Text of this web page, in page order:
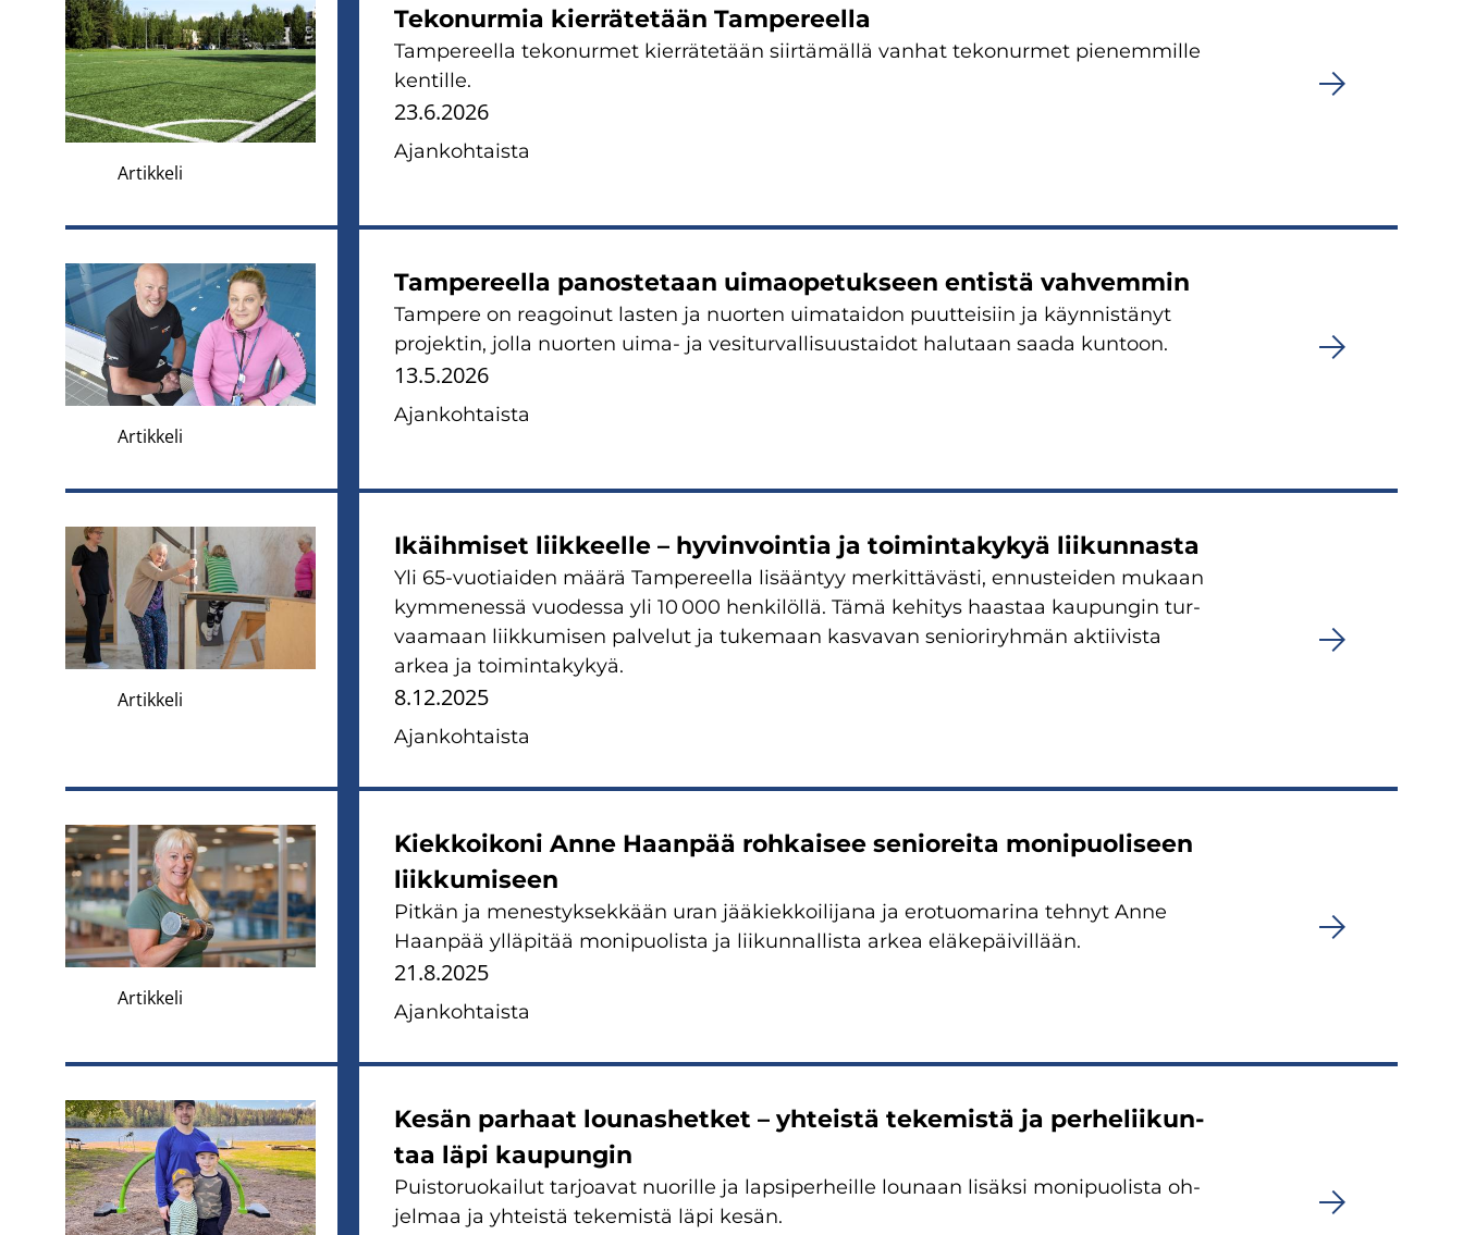
Artikkeli
Te­ko­nur­mia kier­rä­te­tään Tam­pe­reel­la
Tam­pe­reel­la te­ko­nur­met kier­rä­te­tään siir­tä­mäl­lä van­hat te­ko­nur­met pie­nem­mil­le
ken­til­le.
23.6.2026
Ajan­koh­tais­ta
Artikkeli
Tam­pe­reel­la pa­nos­te­taan ui­mao­pe­tuk­seen en­tis­tä vah­vem­min
Tam­pe­re on rea­goi­nut las­ten ja nuor­ten ui­ma­tai­don puut­tei­siin ja käyn­nis­tä­nyt
pro­jek­tin, jolla nuor­ten uima- ja ve­si­tur­val­li­suus­tai­dot ha­lu­taan saada kun­toon.
13.5.2026
Ajan­koh­tais­ta
Artikkeli
Ikäih­mi­set liik­keel­le – hy­vin­voin­tia ja toi­min­ta­ky­kyä lii­kun­nas­ta
Yli 65-​vuotiaiden määrä Tam­pe­reel­la li­sään­tyy mer­kit­tä­väs­ti, en­nus­tei­den mu­kaan
kym­me­nes­sä vuo­des­sa yli 10 000 hen­ki­löl­lä. Tämä ke­hi­tys haas­taa kau­pun­gin tur­
vaa­maan liik­ku­mi­sen pal­ve­lut ja tu­ke­maan kas­va­van se­nio­ri­ryh­män ak­tii­vis­ta
arkea ja toi­min­ta­ky­kyä.
8.12.2025
Ajan­koh­tais­ta
Artikkeli
Kiek­koi­ko­ni Anne Haan­pää roh­kai­see se­nio­rei­ta mo­ni­puo­li­seen
liik­ku­mi­seen
Pit­kän ja me­nes­tyk­sek­kään uran jää­kiek­koi­li­ja­na ja ero­tuo­ma­ri­na teh­nyt Anne
Haan­pää yl­lä­pi­tää mo­ni­puo­lis­ta ja lii­kun­nal­lis­ta arkea elä­ke­päi­vil­lään.
21.8.2025
Ajan­koh­tais­ta
Kesän par­haat lou­nas­het­ket – yh­teis­tä te­ke­mis­tä ja per­he­lii­kun­
taa läpi kau­pun­gin
Puis­to­ruo­kai­lut tar­joa­vat nuo­ril­le ja lap­si­per­heil­le lou­naan li­säk­si mo­ni­puo­lis­ta oh­
jel­maa ja yh­teis­tä te­ke­mis­tä läpi kesän.